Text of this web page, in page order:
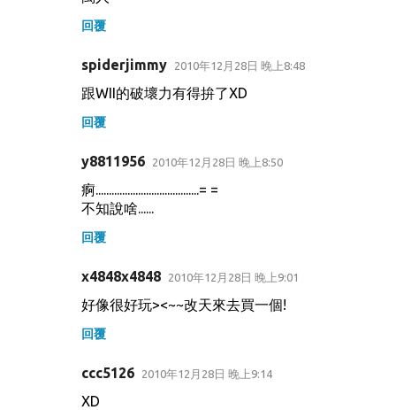
回覆
spiderjimmy 2010年12月28日 晚上8:48
跟WII的破壞力有得拚了XD
回覆
y8811956 2010年12月28日 晚上8:50
痾.......................................= =
不知說啥......
回覆
x4848x4848 2010年12月28日 晚上9:01
好像很好玩><~~改天來去買一個!
回覆
ccc5126 2010年12月28日 晚上9:14
XD